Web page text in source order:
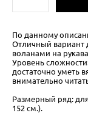
По данному
Отличный вариант
воланами на
Уровень
достаточно уметь
внимательно
Размерный ряд: для
152 см.).